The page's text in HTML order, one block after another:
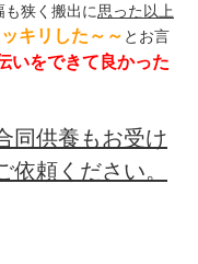
狭く搬出に思った以上
キリした～～ とお言
いをできて良かった
同供養もお受け
依頼ください。